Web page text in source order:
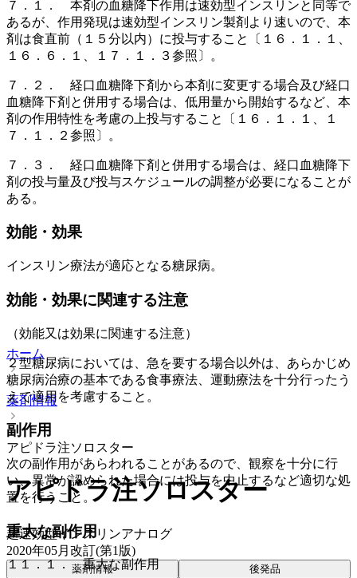
７．１． 本剤の血糖降下作用は速効型インスリンと同等で
あるが、作用発現は速効型インスリン製剤より速いので、本
剤は食直前（１５分以内）に投与すること〔１６．１．１、
１６．６．１、１７．１．３参照〕。
７．２． 経口血糖降下剤から本剤に変更する場合及び経口
血糖降下剤と併用する場合は、低用量から開始するなど、本
剤の作用特性を考慮の上投与すること〔１６．１．１、１
７．１．２参照〕。
７．３． 経口血糖降下剤と併用する場合は、経口血糖降下
剤の投与量及び投与スケジュールの調整が必要になることが
ある。
効能・効果
インスリン療法が適応となる糖尿病。
効能・効果に関連する注意
（効能又は効果に関連する注意）
２型糖尿病においては、急を要する場合以外は、あらかじめ
糖尿病治療の基本である食事療法、運動療法を十分行ったう
えで適用を考慮すること。
副作用
次の副作用があらわれることがあるので、観察を十分に行
い、異常が認められた場合には投与を中止するなど適切な処
置を行うこと。
重大な副作用
１１．１． 重大な副作用
ホーム
薬剤情報
アピドラ注ソロスター
アピドラ注ソロスター
超速効型インスリンアナログ
2020年05月改訂(第1版)
薬剤情報 後発品